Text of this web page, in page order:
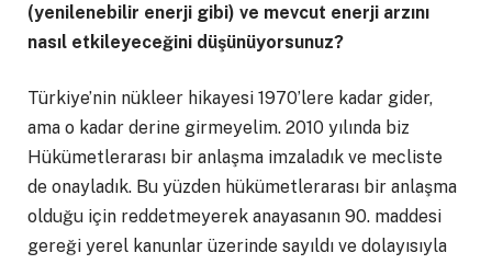
(yenilenebilir enerji gibi) ve mevcut enerji arzını
nasıl etkileyeceğini düşünüyorsunuz?
Türkiye’nin nükleer hikayesi 1970’lere kadar gider,
ama o kadar derine girmeyelim. 2010 yılında biz
Hükümetlerarası bir anlaşma imzaladık ve mecliste
de onayladık. Bu yüzden hükümetlerarası bir anlaşma
olduğu için reddetmeyerek anayasanın 90. maddesi
gereği yerel kanunlar üzerinde sayıldı ve dolayısıyla